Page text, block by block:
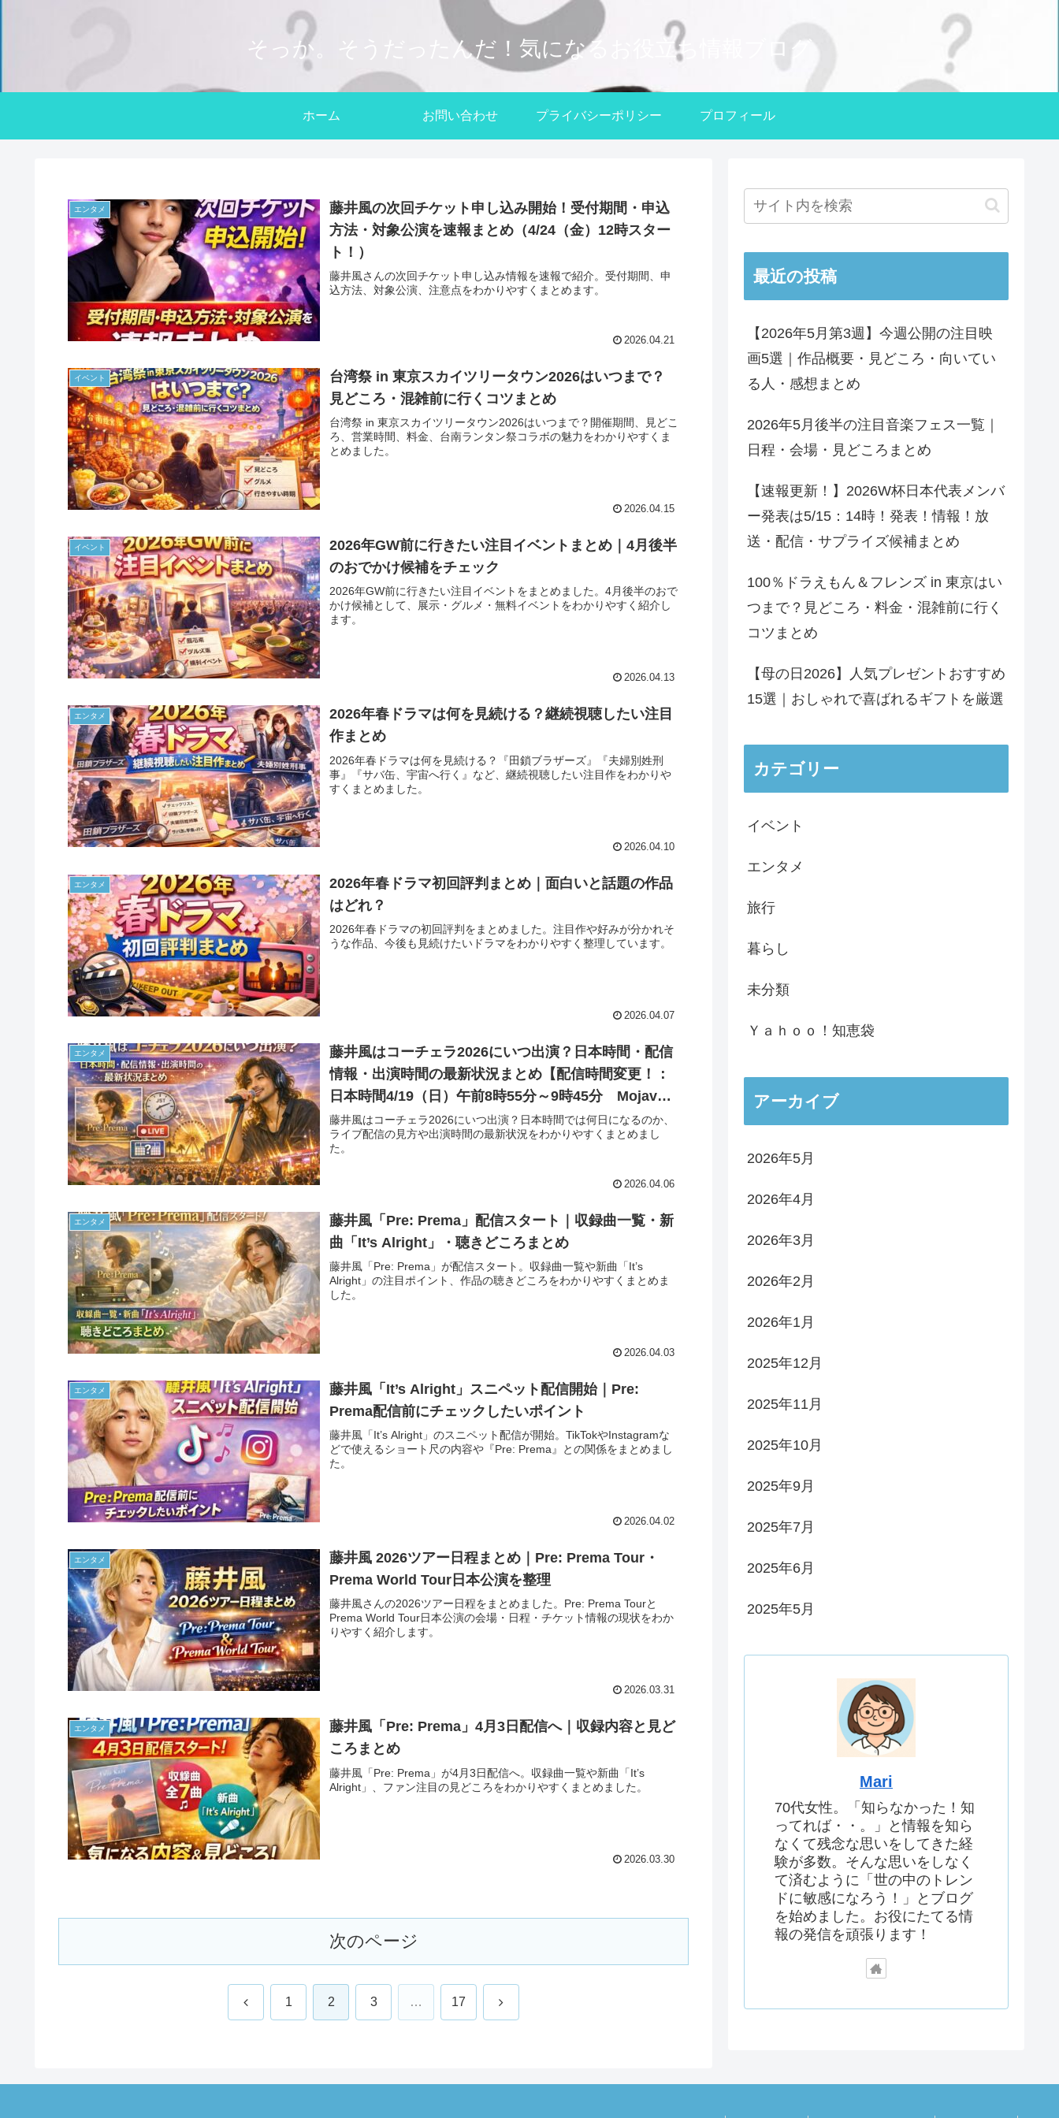
そっか。そうだったんだ！気になるお役立ち情報ブログ
ホーム お問い合わせ プライバシーポリシー プロフィール
エンタメ
藤井風の次回チケット申し込み開始！受付期間・申込
方法・対象公演を速報まとめ（4/24（金）12時スター
ト！）
藤井風さんの次回チケット申し込み情報を速報で紹介。受付期間、申
込方法、対象公演、注意点をわかりやすくまとめます。
2026.04.21
イベント
台湾祭 in 東京スカイツリータウン2026はいつまで？
見どころ・混雑前に行くコツまとめ
台湾祭 in 東京スカイツリータウン2026はいつまで？開催期間、見どこ
ろ、営業時間、料金、台南ランタン祭コラボの魅力をわかりやすくま
とめました。
2026.04.15
イベント
2026年GW前に行きたい注目イベントまとめ｜4月後半
のおでかけ候補をチェック
2026年GW前に行きたい注目イベントをまとめました。4月後半のおで
かけ候補として、展示・グルメ・無料イベントをわかりやすく紹介し
ます。
2026.04.13
エンタメ
2026年春ドラマは何を見続ける？継続視聴したい注目
作まとめ
2026年春ドラマは何を見続ける？『田鎖ブラザーズ』『夫婦別姓刑
事』『サバ缶、宇宙へ行く』など、継続視聴したい注目作をわかりや
すくまとめました。
2026.04.10
エンタメ
2026年春ドラマ初回評判まとめ｜面白いと話題の作品
はどれ？
2026年春ドラマの初回評判をまとめました。注目作や好みが分かれそ
うな作品、今後も見続けたいドラマをわかりやすく整理しています。
2026.04.07
エンタメ
藤井風はコーチェラ2026にいつ出演？日本時間・配信
情報・出演時間の最新状況まとめ【配信時間変更！：
日本時間4/19（日）午前8時55分～9時45分 Mojave
ステージ 配信情報掲載】
藤井風はコーチェラ2026にいつ出演？日本時間では何日になるのか、
ライブ配信の見方や出演時間の最新状況をわかりやすくまとめまし
た。
2026.04.06
エンタメ
藤井風「Pre: Prema」配信スタート｜収録曲一覧・新
曲「It’s Alright」・聴きどころまとめ
藤井風「Pre: Prema」が配信スタート。収録曲一覧や新曲「It’s
Alright」の注目ポイント、作品の聴きどころをわかりやすくまとめま
した。
2026.04.03
エンタメ
藤井風「It’s Alright」スニペット配信開始｜Pre:
Prema配信前にチェックしたいポイント
藤井風「It’s Alright」のスニペット配信が開始。TikTokやInstagramな
どで使えるショート尺の内容や『Pre: Prema』との関係をまとめまし
た。
2026.04.02
エンタメ
藤井風 2026ツアー日程まとめ｜Pre: Prema Tour・
Prema World Tour日本公演を整理
藤井風さんの2026ツアー日程をまとめました。Pre: Prema Tourと
Prema World Tour日本公演の会場・日程・チケット情報の現状をわか
りやすく紹介します。
2026.03.31
エンタメ
藤井風「Pre: Prema」4月3日配信へ｜収録内容と見ど
ころまとめ
藤井風「Pre: Prema」が4月3日配信へ。収録曲一覧や新曲「It’s
Alright」、ファン注目の見どころをわかりやすくまとめました。
2026.03.30
次のページ
前 1 2 3 … 17 次
最近の投稿
【2026年5月第3週】今週公開の注目映
画5選｜作品概要・見どころ・向いてい
る人・感想まとめ
2026年5月後半の注目音楽フェス一覧｜
日程・会場・見どころまとめ
【速報更新！】2026W杯日本代表メンバ
ー発表は5/15：14時！発表！情報！放
送・配信・サプライズ候補まとめ
100％ドラえもん＆フレンズ in 東京はい
つまで？見どころ・料金・混雑前に行く
コツまとめ
【母の日2026】人気プレゼントおすすめ
15選｜おしゃれで喜ばれるギフトを厳選
カテゴリー
イベント
エンタメ
旅行
暮らし
未分類
Ｙａｈｏｏ！知恵袋
アーカイブ
2026年5月
2026年4月
2026年3月
2026年2月
2026年1月
2025年12月
2025年11月
2025年10月
2025年9月
2025年7月
2025年6月
2025年5月
Mari
70代女性。「知らなかった！知
ってれば・・。」と情報を知ら
なくて残念な思いをしてきた経
験が多数。そんな思いをしなく
て済むように「世の中のトレン
ドに敏感になろう！」とブログ
を始めました。お役にたてる情
報の発信を頑張ります！